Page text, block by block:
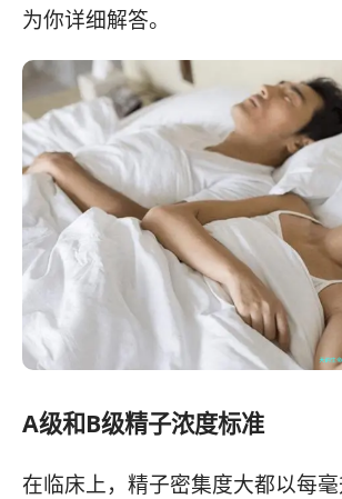
为你详细解答。
A级和B级精子浓度标准
在临床上，精子密集度大都以每